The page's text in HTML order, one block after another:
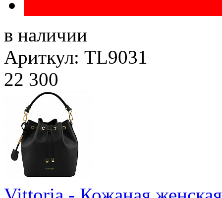
в наличии
Ариткул: TL9031
22 300